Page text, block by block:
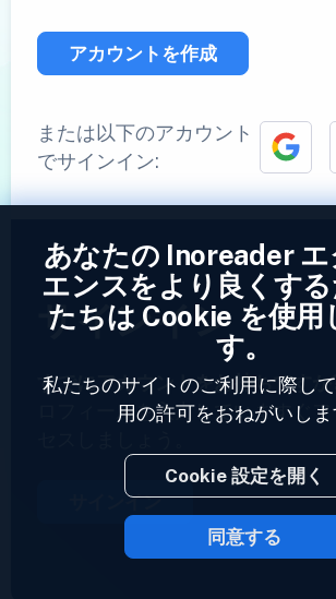
アカウントを作成
または以下のアカウント
でサインイン:
サインイン
すでにアカウントをお持ちですか
ロフィールを入力していますぐフ
サインイン
2023 © Inoreader
あなたの Inoreader エ
エンスをより良くす
たちは Cookie を使用
す。
私たちのサイトのご利用に際し
用の許可をおねがいしま
Cookie 設定を開く
同意する